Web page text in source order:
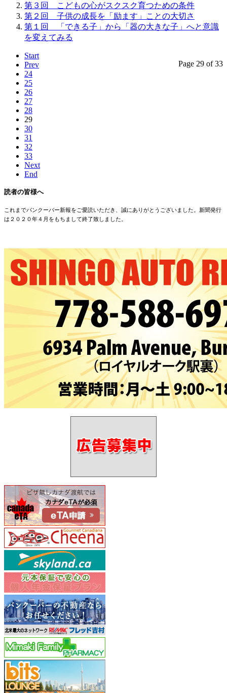
第３回 こどもの心がスクスク育つための条件
第２回 子供の成長を「励ます」ことの大切さ
第１回 「できる子」から「器の大きな子」へと意識
を変えてみる
Page 29 of 33
Start
Prev
24
25
26
27
28
29
30
31
32
33
Next
End
読者の皆様へ
これまでバンクーバー新報をご愛読いただき、誠にありがとうございました。新聞発行
は２０２０年４月をもちまして終了致しました。